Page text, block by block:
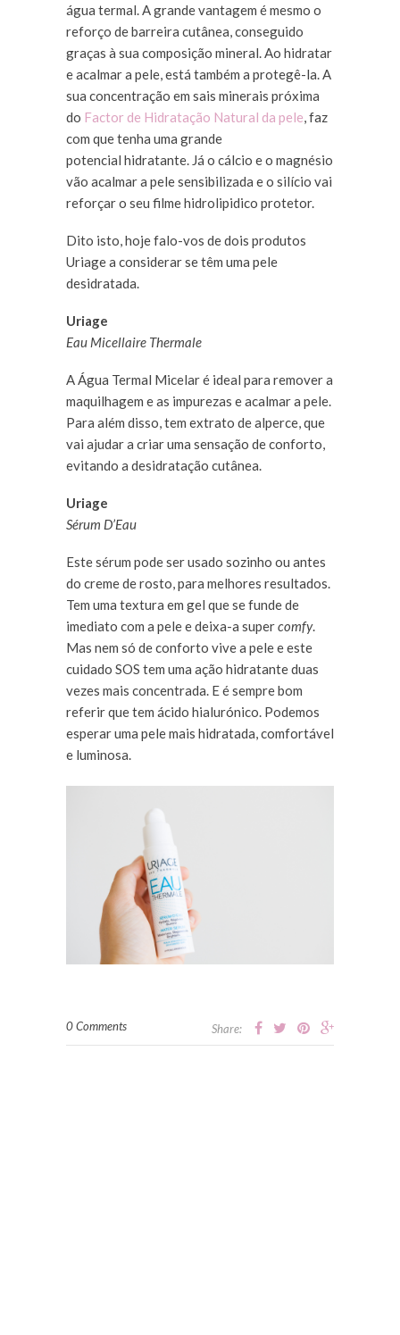
água termal. A grande vantagem é mesmo o
reforço de barreira cutânea, conseguido
graças à sua composição mineral. Ao hidratar
e acalmar a pele, está também a protegê-la. A
sua concentração em sais minerais próxima
do Factor de Hidratação Natural da pele, faz
com que tenha uma grande
potencial hidratante. Já o cálcio e o magnésio
vão acalmar a pele sensibilizada e o silício vai
reforçar o seu filme hidrolipidico protetor.
Dito isto, hoje falo-vos de dois produtos
Uriage a considerar se têm uma pele
desidratada.
Uriage
Eau Micellaire Thermale
A Água Termal Micelar é ideal para remover a
maquilhagem e as impurezas e acalmar a pele.
Para além disso, tem extrato de alperce, que
vai ajudar a criar uma sensação de conforto,
evitando a desidratação cutânea.
Uriage
Sérum D’Eau
Este sérum pode ser usado sozinho ou antes
do creme de rosto, para melhores resultados.
Tem uma textura em gel que se funde de
imediato com a pele e deixa-a supercomfy.
Mas nem só de conforto vive a pele e este
cuidado SOS tem uma ação hidratante duas
vezes mais concentrada. E é sempre bom
referir que tem ácido hialurónico. Podemos
esperar uma pele mais hidratada, comfortável
e luminosa.
0 Comments Share: